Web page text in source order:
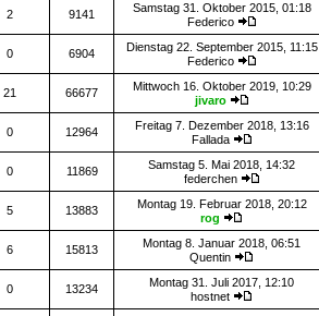
2 9141
Samstag 31. Oktober 2015, 01:18
Federico
0 6904
Dienstag 22. September 2015, 11:15
Federico
21 66677
Mittwoch 16. Oktober 2019, 10:29
jivaro
0 12964
Freitag 7. Dezember 2018, 13:16
Fallada
0 11869
Samstag 5. Mai 2018, 14:32
federchen
5 13883
Montag 19. Februar 2018, 20:12
rog
6 15813
Montag 8. Januar 2018, 06:51
Quentin
0 13234
Montag 31. Juli 2017, 12:10
hostnet